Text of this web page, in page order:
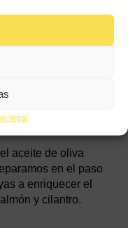
legal
de gambas
el film y colócalo en
aceite de oliva
en el paso
a enriquecer el
y cilantro.